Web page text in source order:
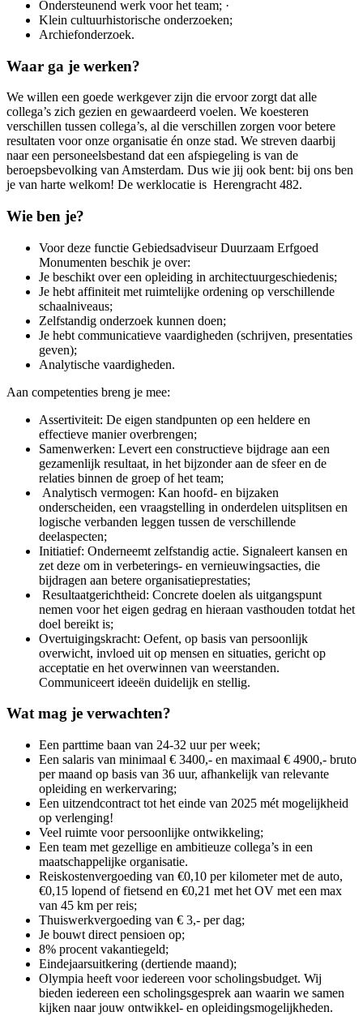
Ondersteunend werk voor het team; ·
Klein cultuurhistorische onderzoeken;
Archiefonderzoek.
Waar ga je werken?
We willen een goede werkgever zijn die ervoor zorgt dat alle
collega’s zich gezien en gewaardeerd voelen. We koesteren
verschillen tussen collega’s, al die verschillen zorgen voor betere
resultaten voor onze organisatie én onze stad. We streven daarbij
naar een personeelsbestand dat een afspiegeling is van de
beroepsbevolking van Amsterdam. Dus wie jij ook bent: bij ons ben
je van harte welkom! De werklocatie is Herengracht 482.
Wie ben je?
Voor deze functie Gebiedsadviseur Duurzaam Erfgoed
Monumenten beschik je over:
Je beschikt over een opleiding in architectuurgeschiedenis;
Je hebt affiniteit met ruimtelijke ordening op verschillende
schaalniveaus;
Zelfstandig onderzoek kunnen doen;
Je hebt communicatieve vaardigheden (schrijven, presentaties
geven);
Analytische vaardigheden.
Aan competenties breng je mee:
Assertiviteit: De eigen standpunten op een heldere en
effectieve manier overbrengen;
Samenwerken: Levert een constructieve bijdrage aan een
gezamenlijk resultaat, in het bijzonder aan de sfeer en de
relaties binnen de groep of het team;
Analytisch vermogen: Kan hoofd- en bijzaken
onderscheiden, een vraagstelling in onderdelen uitsplitsen en
logische verbanden leggen tussen de verschillende
deelaspecten;
Initiatief: Onderneemt zelfstandig actie. Signaleert kansen en
zet deze om in verbeterings- en vernieuwingsacties, die
bijdragen aan betere organisatieprestaties;
Resultaatgerichtheid: Concrete doelen als uitgangspunt
nemen voor het eigen gedrag en hieraan vasthouden totdat het
doel bereikt is;
Overtuigingskracht: Oefent, op basis van persoonlijk
overwicht, invloed uit op mensen en situaties, gericht op
acceptatie en het overwinnen van weerstanden.
Communiceert ideeën duidelijk en stellig.
Wat mag je verwachten?
Een parttime baan van 24-32 uur per week;
Een salaris van minimaal € 3400,- en maximaal € 4900,- bruto
per maand op basis van 36 uur, afhankelijk van relevante
opleiding en werkervaring;
Een uitzendcontract tot het einde van 2025 mét mogelijkheid
op verlenging!
Veel ruimte voor persoonlijke ontwikkeling;
Een team met gezellige en ambitieuze collega’s in een
maatschappelijke organisatie.
Reiskostenvergoeding van €0,10 per kilometer met de auto,
€0,15 lopend of fietsend en €0,21 met het OV met een max
van 45 km per reis;
Thuiswerkvergoeding van € 3,- per dag;
Je bouwt direct pensioen op;
8% procent vakantiegeld;
Eindejaarsuitkering (dertiende maand);
Olympia heeft voor iedereen voor scholingsbudget. Wij
bieden iedereen een scholingsgesprek aan waarin we samen
kijken naar jouw ontwikkel- en opleidingsmogelijkheden.